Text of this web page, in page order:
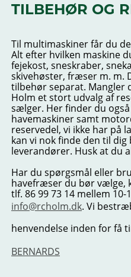
TILBEHØR OG
Til multimaskiner får du
Alt efter hvilken maskine
fejekost, sneskraber,
skivehøster, fræser m. m.
tilbehør separat. Mangler
Holm et stort udvalg af
sælger. Her finder du
havemaskiner samt
reservedel, vi ikke har på
kan vi nok finde den til
leverandører. Husk at du
Har du spørgsmål eller
havefræser du bør vælge,
tlf. 86 99 73 14 mellem
info@rcholm.dk. Vi
henvendelse inden for få
BERNARDS